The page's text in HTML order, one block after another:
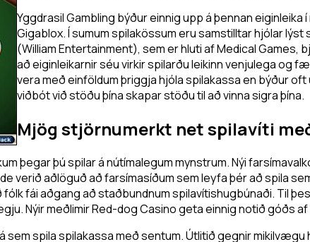
Yggdrasil Gambling býður einnig upp á þennan
Gigablox. Í sumum spilakössum eru samstilltar hjólar
(William Entertainment), sem er hluti af Medical Games,
að eiginleikarnir séu virkir spilarðu leikinn venjulega og
vera með einföldum þriggja hjóla spilakassa en býður
viðbót við stöðu þína skapar stöðu til að vinna sigra þína.
Mjög stjörnumerkt net spilavíti
þegar þú spilar á nútímalegum mynstrum. Nýi
aðlöguð að farsímasíðum sem leyfa þér að spila
fái aðgang að staðbundnum spilavítishugbúnaði. Til
Nýir meðlimir Red-dog Casino geta einnig notið
spila spilakassa með sentum. Útlitið gegnir mikilvægu